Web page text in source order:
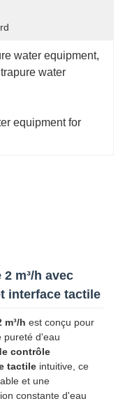
water equipment
water
equipment for
m³/h avec
interface tactile
h est conçu pour
pureté d'eau
contrôle
tactile intuitive, ce
et une
constante d'eau